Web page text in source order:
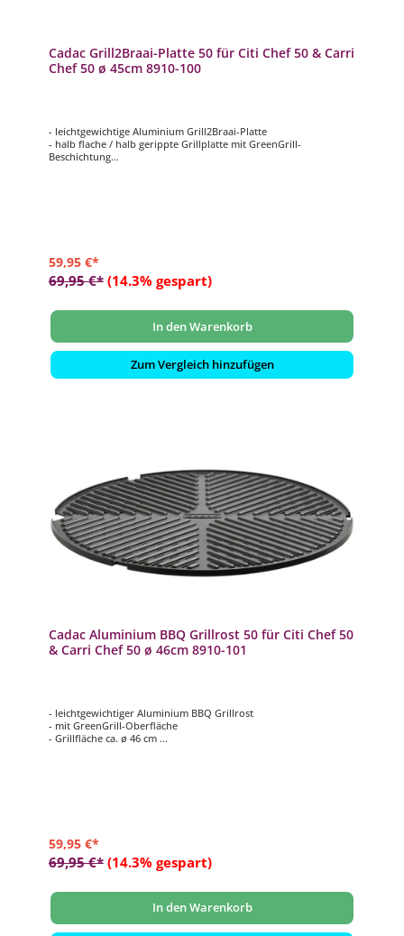
Cadac Grill2Braai-Platte 50 für Citi Chef 50 & Carri
Chef 50 ø 45cm 8910-100
- leichtgewichtige Aluminium Grill2Braai-Platte
- halb flache / halb gerippte Grillplatte mit GreenGrill-
Beschichtung
59,95 €*
69,95 €* (14.3% gespart)
In den Warenkorb
Zum Vergleich hinzufügen
Cadac Aluminium BBQ Grillrost 50 für Citi Chef 50
& Carri Chef 50 ø 46cm 8910-101
- leichtgewichtiger Aluminium BBQ Grillrost
- mit GreenGrill-Oberfläche
- Grillfläche ca. ø 46 cm
59,95 €*
69,95 €* (14.3% gespart)
In den Warenkorb